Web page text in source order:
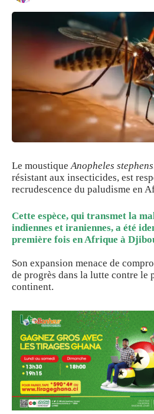
Le moustique Anopheles
résistant aux insecticides, est
recrudescence du paludisme en
Cette espèce, qui transmet la
indiennes et iraniennes, a été
première fois en Afrique à
Son expansion menace de
de progrès dans la lutte contre le
continent.